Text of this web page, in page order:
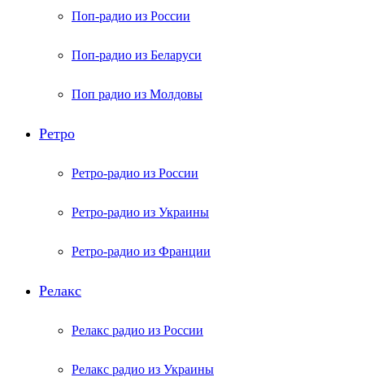
Поп-радио из России
Поп-радио из Беларуси
Поп радио из Молдовы
Ретро
Ретро-радио из России
Ретро-радио из Украины
Ретро-радио из Франции
Релакс
Релакс радио из России
Релакс радио из Украины